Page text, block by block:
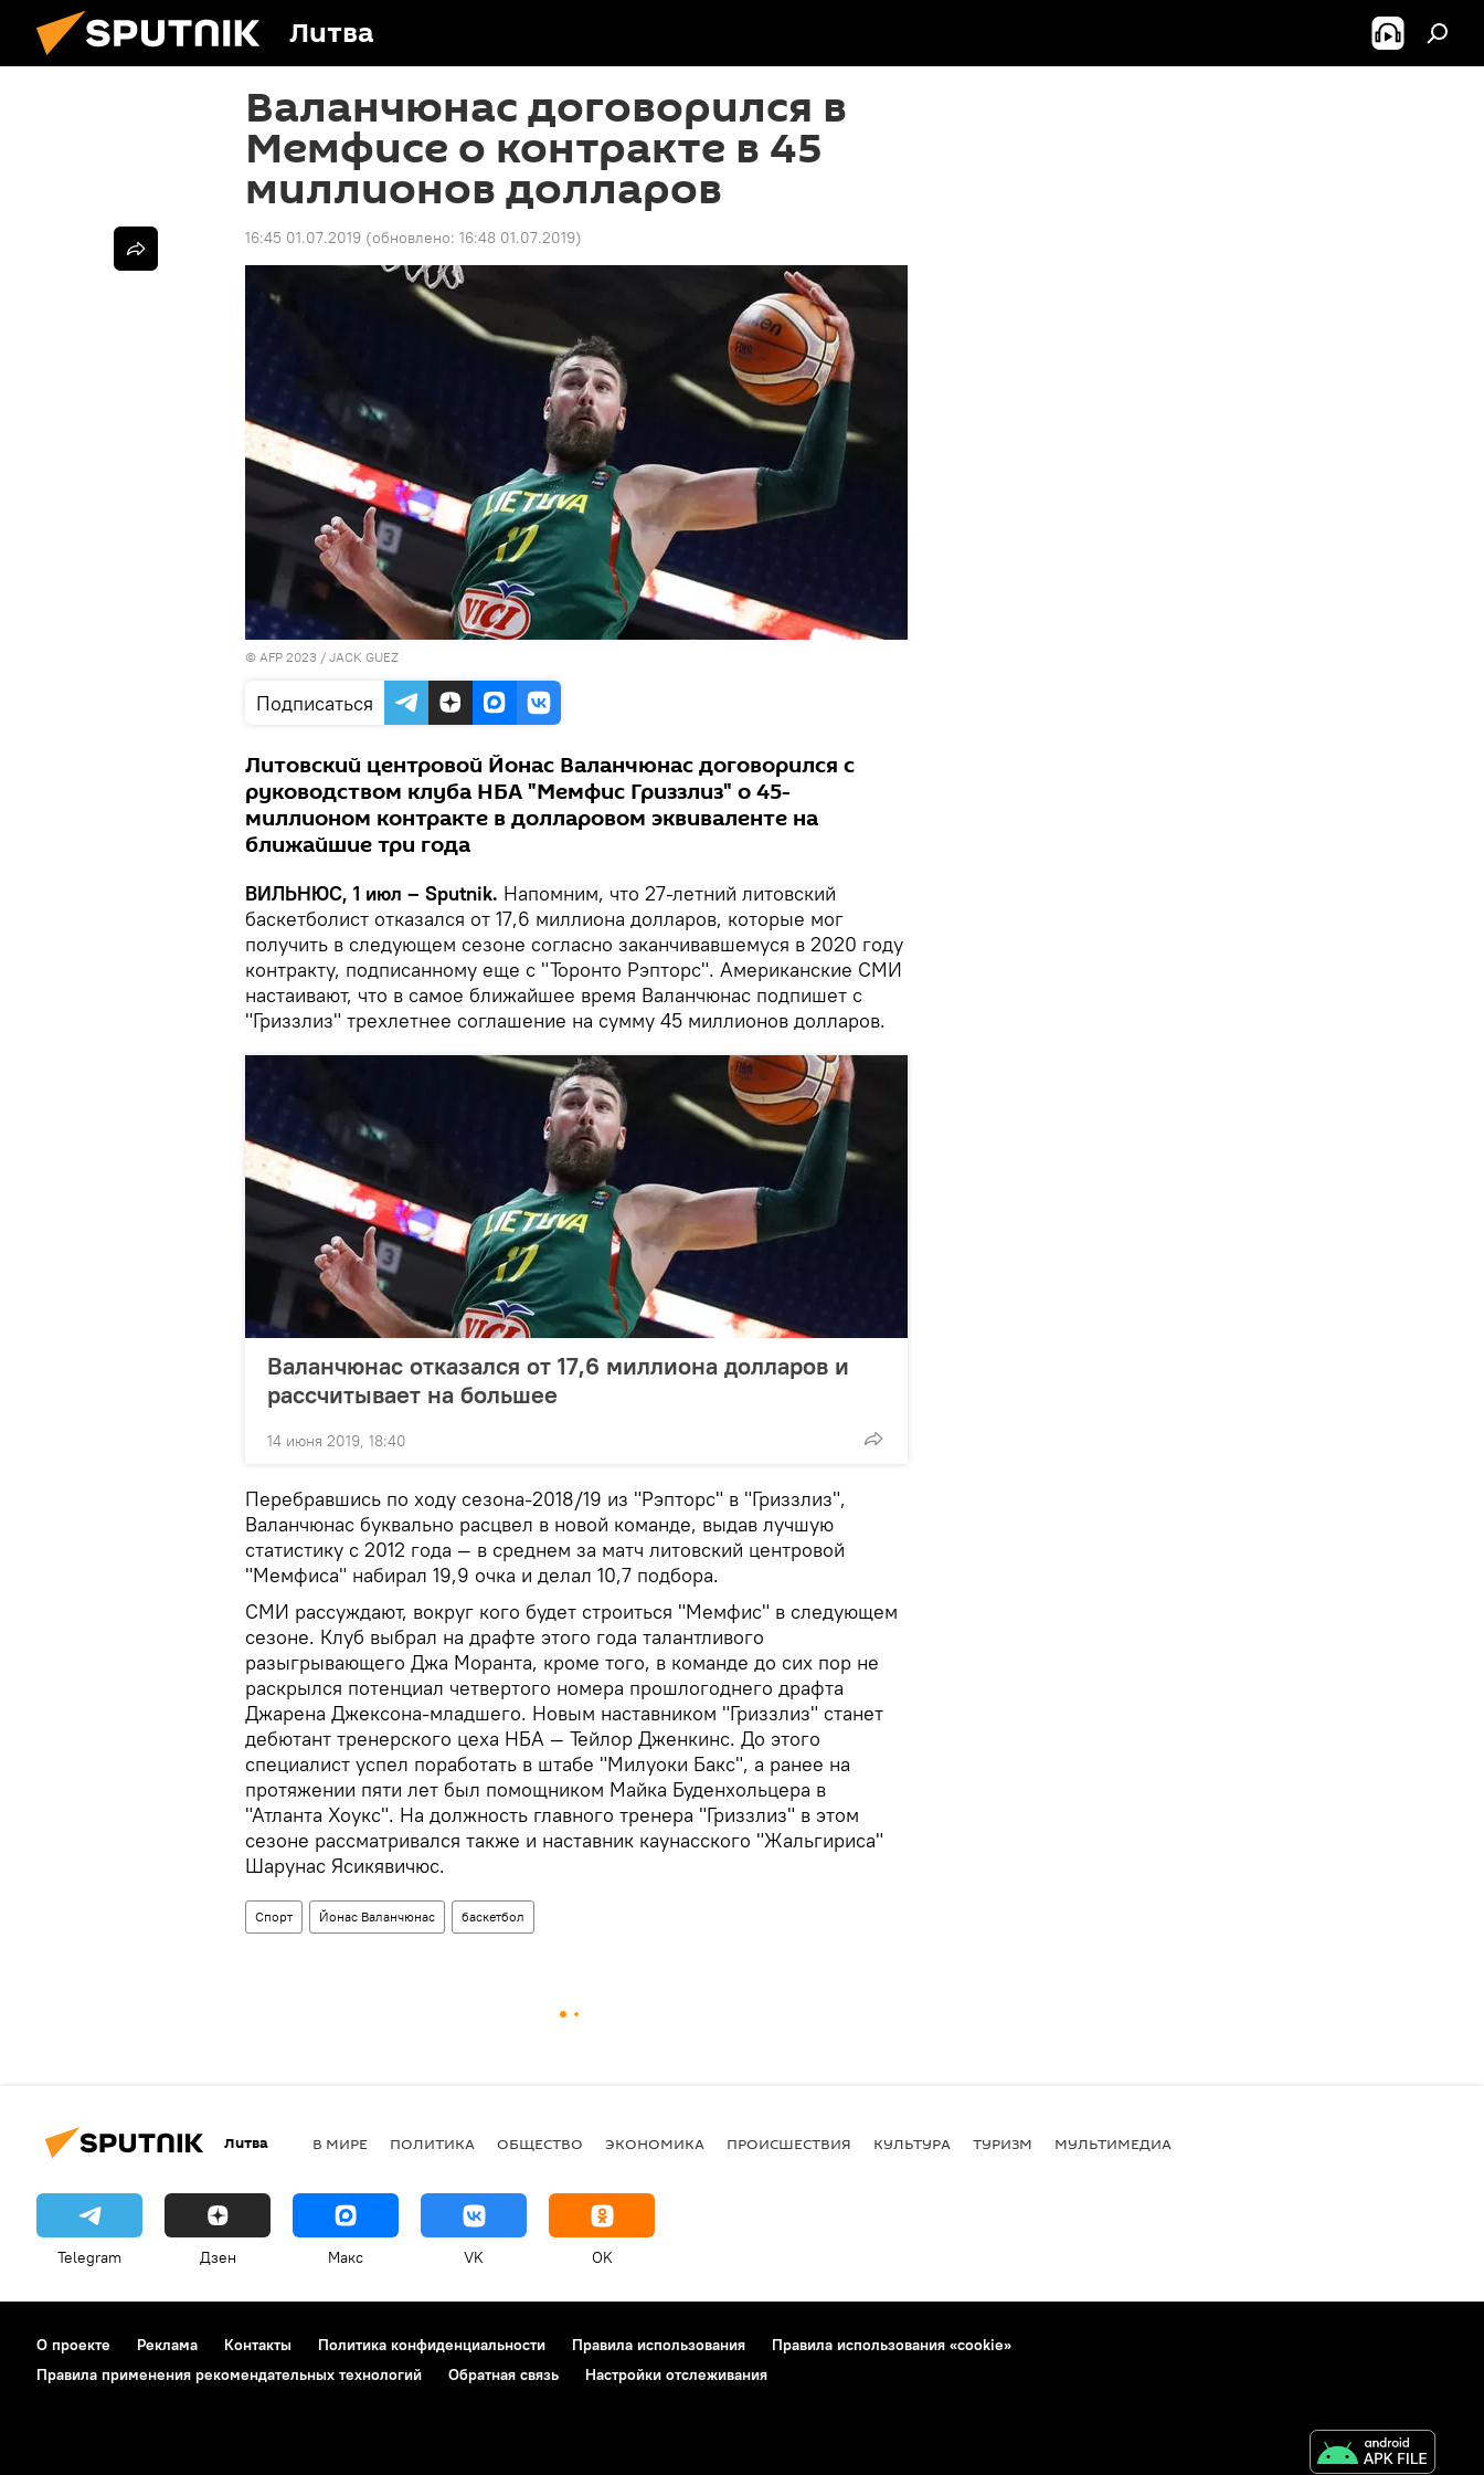
Литва
Валанчюнас договорился в
Мемфисе о контракте в 45
миллионов долларов
16:45 01.07.2019 (обновлено: 16:48 01.07.2019)
© AFP 2023 / JACK GUEZ
Подписаться
Литовский центровой Йонас Валанчюнас договорился с
руководством клуба НБА "Мемфис Гриззлиз" о 45-
миллионом контракте в долларовом эквиваленте на
ближайшие три года
ВИЛЬНЮС, 1 июл – Sputnik. Напомним, что 27-летний литовский
баскетболист отказался от 17,6 миллиона долларов, которые мог
получить в следующем сезоне согласно заканчивавшемуся в 2020 году
контракту, подписанному еще с "Торонто Рэпторс". Американские СМИ
настаивают, что в самое ближайшее время Валанчюнас подпишет с
"Гриззлиз" трехлетнее соглашение на сумму 45 миллионов долларов.
Валанчюнас отказался от 17,6 миллиона долларов и
рассчитывает на большее
14 июня 2019, 18:40
Перебравшись по ходу сезона-2018/19 из "Рэпторс" в "Гриззлиз",
Валанчюнас буквально расцвел в новой команде, выдав лучшую
статистику с 2012 года — в среднем за матч литовский центровой
"Мемфиса" набирал 19,9 очка и делал 10,7 подбора.
СМИ рассуждают, вокруг кого будет строиться "Мемфис" в следующем
сезоне. Клуб выбрал на драфте этого года талантливого
разыгрывающего Джа Моранта, кроме того, в команде до сих пор не
раскрылся потенциал четвертого номера прошлогоднего драфта
Джарена Джексона-младшего. Новым наставником "Гриззлиз" станет
дебютант тренерского цеха НБА — Тейлор Дженкинс. До этого
специалист успел поработать в штабе "Милуоки Бакс", а ранее на
протяжении пяти лет был помощником Майка Буденхольцера в
"Атланта Хоукс". На должность главного тренера "Гриззлиз" в этом
сезоне рассматривался также и наставник каунасского "Жальгириса"
Шарунас Ясикявичюс.
Спорт Йонас Валанчюнас баскетбол
Литва В МИРЕ ПОЛИТИКА ОБЩЕСТВО ЭКОНОМИКА ПРОИСШЕСТВИЯ КУЛЬТУРА ТУРИЗМ МУЛЬТИМЕДИА
Telegram Дзен Макс VK OK
О проекте Реклама Контакты Политика конфиденциальности Правила использования
Правила использования «cookie»
Правила применения рекомендательных технологий
Обратная связь Настройки отслеживания